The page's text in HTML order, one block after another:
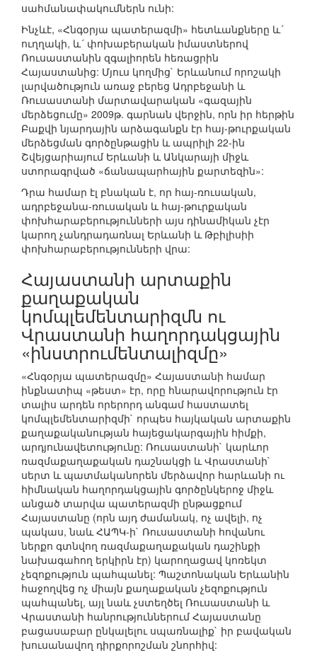
սահմանափակումներն ունի:
Ինչևէ, «Հնգօրյա պատերազմի» հետևանքները և´
ուղղակի, և´ փոխաբերական իմաստներով
Ռուսաստանին զգալիորեն հեռացրին
Հայաստանից: Մյուս կողմից` Երևանում որոշակի
լարվածություն առաջ բերեց Ադրբեջանի և
Ռուսաստանի մարտավարական «գազային
մերձեցումը» 2009թ. գարնան վերջին, որն իր հերթին
Բաքվի նյարդային արձագանքն էր հայ-թուրքական
մերձեցման գործընթացին և ապրիլի 22-ին
Շվեյցարիայում Երևանի և Անկարայի միջև
ստորագրված «ճանապարհային քարտեզին»:
Դրա համար էլ բնական է, որ հայ-ռուսական,
ադրբեջանա-ռուսական և հայ-թուրքական
փոխհարաբերությունների այս դինամիկան չէր
կարող չանդրադառնալ Երևանի և Թբիլիսիի
փոխհարաբերությունների վրա:
Հայաստանի արտաքին
քաղաքական
կոմպլեմենտարիզմն ու
Վրաստանի հաղորդակցային
«ինստրումենտալիզմը»
«Հնգօրյա պատերազմը» Հայաստանի համար
ինքնատիպ «թեստ» էր, որը հնարավորություն էր
տալիս արդեն որերորդ անգամ հաստատել
կոմպլեմենտարիզմի` որպես հայկական արտաքին
քաղաքականության հայեցակարգային հիմքի,
արդյունավետությունը: Ռուսաստանի` կարևոր
ռազմաքաղաքական դաշնակցի և Վրաստանի`
սերտ և պատմականորեն մերձավոր հարևանի ու
հիմնական հաղորդակցային գործընկերոջ միջև
անցած տարվա պատերազմի ընթացքում
Հայաստանը (որն այդ ժամանակ, ոչ ավելի, ոչ
պակաս, նաև ՀԱՊԿ-ի` Ռուսաստանի հովանու
ներքո գտնվող ռազմաքաղաքական դաշինքի
նախագահող երկիրն էր) կարողացավ կոռեկտ
չեզոքություն պահպանել: Պաշտոնական Երևանին
հաջողվեց ոչ միայն քաղաքական չեզոքություն
պահպանել, այլ նաև չստեղծել Ռուսաստանի և
Վրաստանի հանրություններում Հայաստանը
բացասաբար ընկալելու սպառնալիք` իր բավական
խուսանավող դիրքորոշման շնորհիվ: